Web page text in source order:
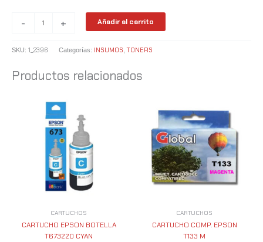
- + Añadir al carrito
SKU: 1_2396 Categorías: INSUMOS ,TONERS
Productos relacionados
CARTUCHOS
CARTUCHO EPSON BOTELLA
T673220 CYAN
CARTUCHOS
CARTUCHO COMP. EPSON
T133 M